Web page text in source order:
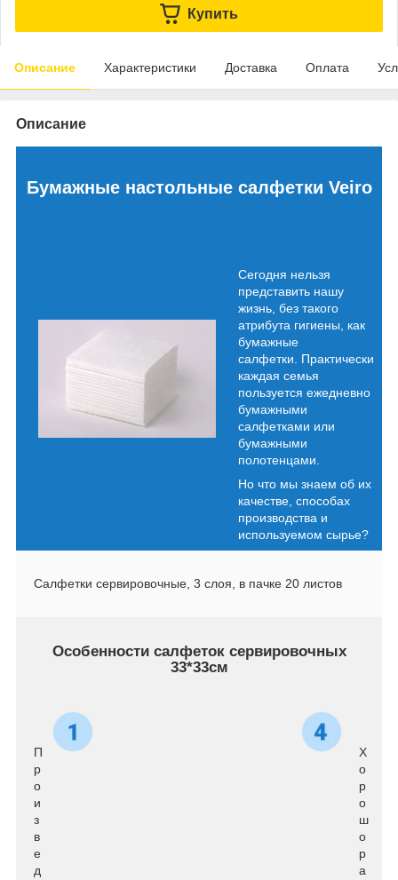
Купить
Описание Характеристики Доставка Оплата
Описание
Бумажные настольные салфетки Veiro
Сегодня нельзя
представить нашу
жизнь, без такого
атрибута гигиены, как
бумажные
салфетки. Практически
каждая семья
пользуется ежедневно
бумажными
салфетками или
бумажными
полотенцами.
Но что мы знаем об их
качестве, способах
производства и
используемом сырье?
Салфетки сервировочные, 3 слоя, в пачке 20 листов
Особенности салфеток сервировочных
33*33см
П
р
о
и
з
в
е
д
Х
о
р
о
ш
о
р
а